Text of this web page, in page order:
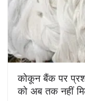
कोकून बैंक पर
को अब तक नहीं